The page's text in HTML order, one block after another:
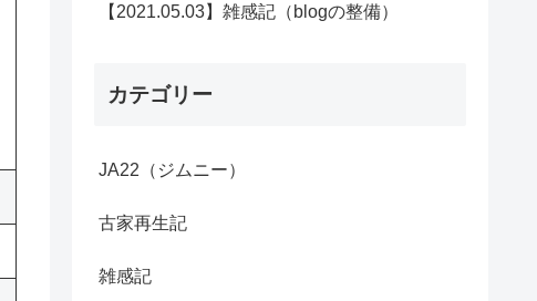
【2021.05.03】雑感記（blogの整備）
カテゴリー
JA22（ジムニー）
古家再生記
雑感記